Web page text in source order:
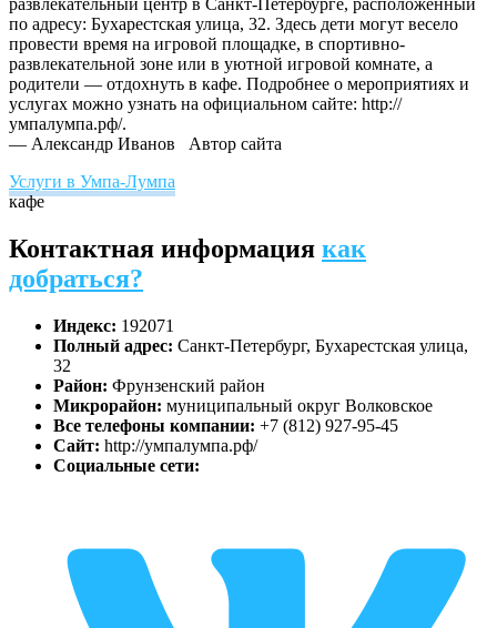
развлекательный центр в Санкт-Петербурге, расположенный
по адресу: Бухарестская улица, 32. Здесь дети могут весело
провести время на игровой площадке, в спортивно-
развлекательной зоне или в уютной игровой комнате, а
родители — отдохнуть в кафе. Подробнее о мероприятиях и
услугах можно узнать на официальном сайте: http://
умпалумпа.рф/.
— Александр Иванов Автор сайта
Услуги в Умпа-Лумпа
кафе
Контактная информация как
добраться?
Индекс: 192071
Полный адрес: Санкт-Петербург, Бухарестская улица,
32
Район: Фрунзенский район
Микрорайон: муниципальный округ Волковское
Все телефоны компании: +7 (812) 927-95-45
Сайт: http://умпалумпа.рф/
Социальные сети: